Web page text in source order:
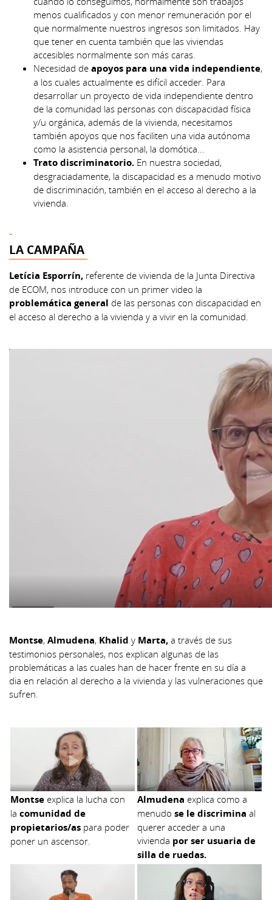
menos cualificados y con menor remuneración por el
que normalmente nuestros ingresos son limitados. Hay
que tener en cuenta también que las viviendas
accesibles normalmente son más caras.
Necesidad de apoyos para una vida independiente,
a los cuales actualmente es difícil acceder. Para
desarrollar un proyecto de vida independiente dentro
de la comunidad las personas con discapacidad física
y/u orgánica, además de la vivienda, necesitamos
también apoyos que nos faciliten una vida autónoma
como la asistencia personal, la domótica...
Trato discriminatorio. En nuestra sociedad,
desgraciadamente, la discapacidad es a menudo motivo
de discriminación, también en el acceso al derecho a la
vivienda.
LA CAMPAÑA
Letícia Esporrín, referente de vivienda de la Junta Directiva
de ECOM, nos introduce con un primer video la
problemática general de las personas con discapacidad en
el acceso al derecho a la vivienda y a vivir en la comunidad.
Montse, Almudena, Khalid y Marta, a través de sus
testimonios personales, nos explican algunas de las
problemáticas a las cuales han de hacer frente en su día a
dia en relación al derecho a la vivienda y las vulneraciones que
sufren.
Montse explica la lucha con
lacomunidad de
propietarios/as para poder
poner un ascensor.
Almudena explica como a
menudose le discrimina al
querer acceder a una
vivienda por ser usuaria de
silla de ruedas.